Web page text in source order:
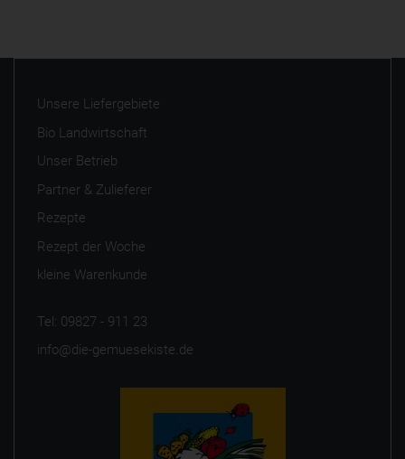
Unsere Liefergebiete
Bio Landwirtschaft
Unser Betrieb
Partner & Zulieferer
Rezepte
Rezept der Woche
kleine Warenkunde
Tel: 09827 - 911 23
info@die-gemuesekiste.de